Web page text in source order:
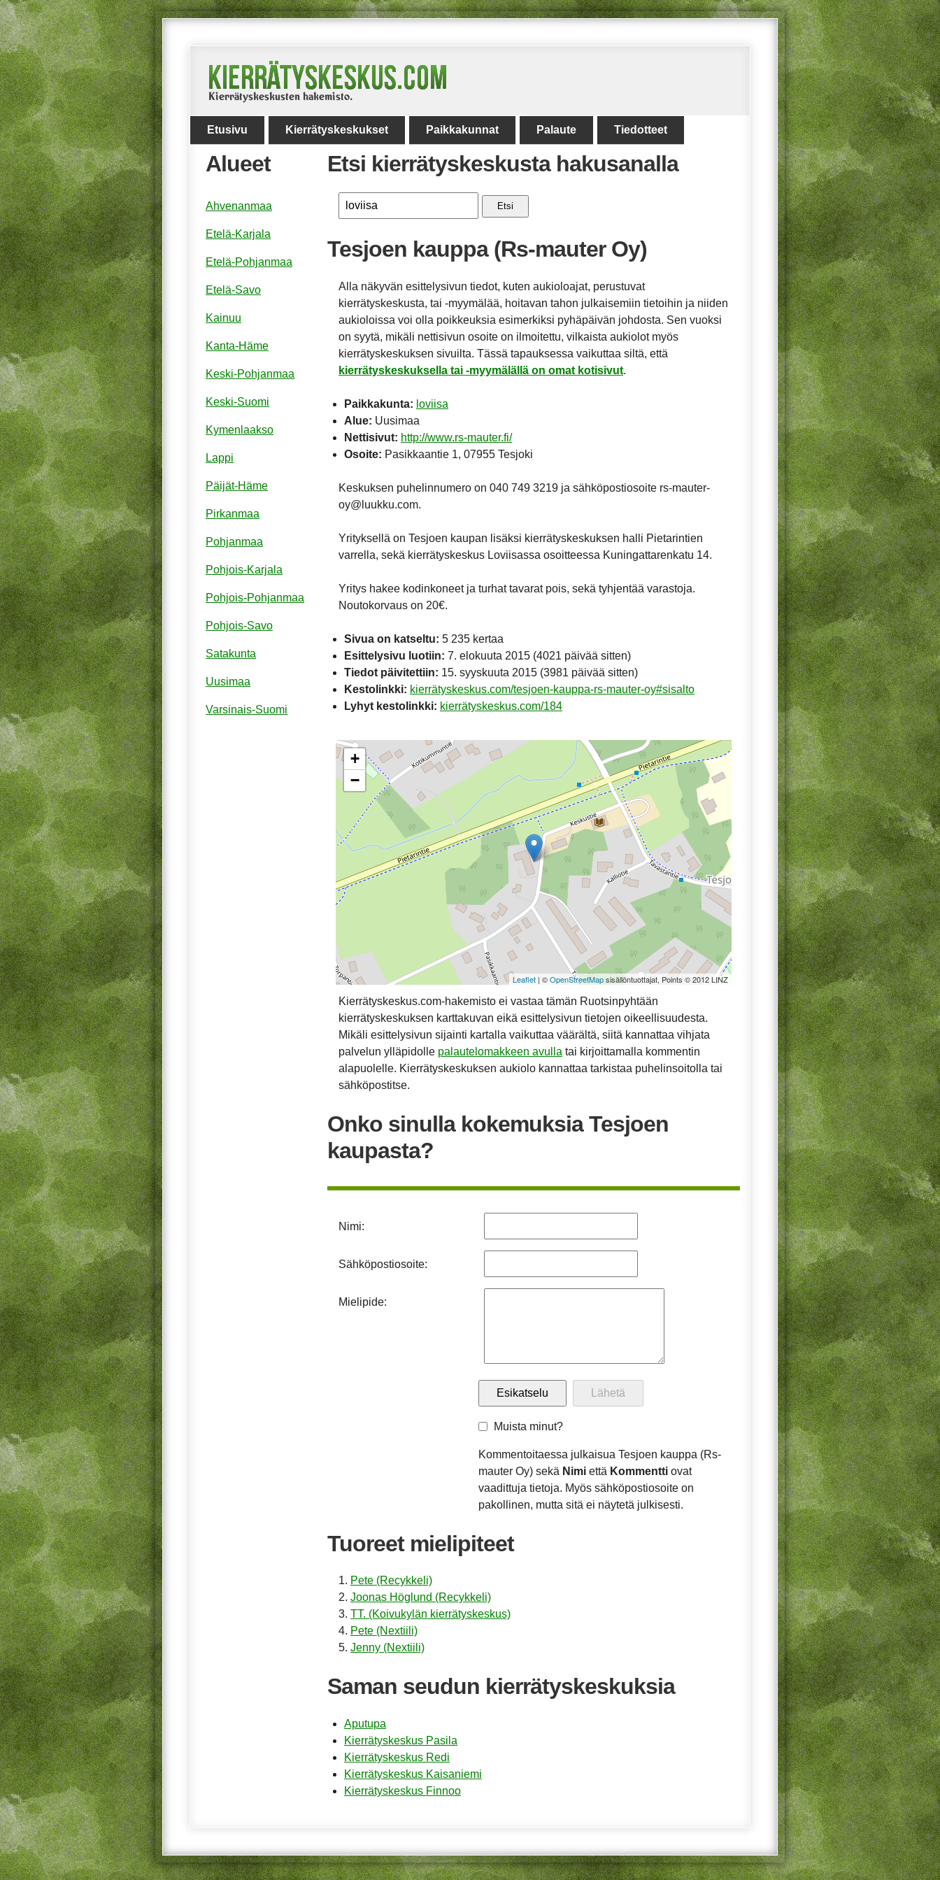
Etusivu Kierrätyskeskukset Paikkakunnat Palaute Tiedotteet
Etsi kierrätyskeskusta hakusanalla
Etsi
Tesjoen kauppa (Rs-mauter Oy)
Alla näkyvän esittelysivun tiedot, kuten aukioloajat, perustuvat
kierrätyskeskusta, tai -myymälää, hoitavan tahon julkaisemiin tietoihin ja niiden
aukioloissa voi olla poikkeuksia esimerkiksi pyhäpäivän johdosta. Sen vuoksi
on syytä, mikäli nettisivun osoite on ilmoitettu, vilkaista aukiolot myös
kierrätyskeskuksen sivuilta. Tässä tapauksessa vaikuttaa siltä, että
kierrätyskeskuksella tai -myymälällä on omat kotisivut.
Paikkakunta: loviisa
Alue: Uusimaa
Nettisivut: http://www.rs-mauter.fi/
Osoite: Pasikkaantie 1, 07955 Tesjoki
Keskuksen puhelinnumero on 040 749 3219 ja sähköpostiosoite rs-mauter-
oy@luukku.com.
Yrityksellä on Tesjoen kaupan lisäksi kierrätyskeskuksen halli Pietarintien
varrella, sekä kierrätyskeskus Loviisassa osoitteessa Kuningattarenkatu 14.
Yritys hakee kodinkoneet ja turhat tavarat pois, sekä tyhjentää varastoja.
Noutokorvaus on 20€.
Sivua on katseltu: 5 235 kertaa
Esittelysivu luotiin: 7. elokuuta 2015 (4021 päivää sitten)
Tiedot päivitettiin: 15. syyskuuta 2015 (3981 päivää sitten)
Kestolinkki: kierrätyskeskus.com/tesjoen-kauppa-rs-mauter-oy#sisalto
Lyhyt kestolinkki: kierrätyskeskus.com/184
+
−
Leaflet | ©OpenStreetMapsisällöntuottajat, Points © 2012 LINZ
Kierrätyskeskus.com-hakemisto ei vastaa tämän Ruotsinpyhtään
kierrätyskeskuksen karttakuvan eikä esittelysivun tietojen oikeellisuudesta.
Mikäli esittelysivun sijainti kartalla vaikuttaa väärältä, siitä kannattaa vihjata
palvelun ylläpidolle palautelomakkeen avulla tai kirjoittamalla kommentin
alapuolelle. Kierrätyskeskuksen aukiolo kannattaa tarkistaa puhelinsoitolla tai
sähköpostitse.
Onko sinulla kokemuksia Tesjoen
kaupasta?
Nimi:
Sähköpostiosoite:
Mielipide:
Muista minut?
Kommentoitaessa julkaisua Tesjoen kauppa (Rs-
mauter Oy) sekä Nimi että Kommentti ovat
vaadittuja tietoja. Myös sähköpostiosoite on
pakollinen, mutta sitä ei näytetä julkisesti.
Tuoreet mielipiteet
Pete (Recykkeli)
Joonas Höglund (Recykkeli)
TT. (Koivukylän kierrätyskeskus)
Pete (Nextiili)
Jenny (Nextiili)
Saman seudun kierrätyskeskuksia
Aputupa
Kierrätyskeskus Pasila
Kierrätyskeskus Redi
Kierrätyskeskus Kaisaniemi
Kierrätyskeskus Finnoo
Alueet
Ahvenanmaa
Etelä-Karjala
Etelä-Pohjanmaa
Etelä-Savo
Kainuu
Kanta-Häme
Keski-Pohjanmaa
Keski-Suomi
Kymenlaakso
Lappi
Päijät-Häme
Pirkanmaa
Pohjanmaa
Pohjois-Karjala
Pohjois-Pohjanmaa
Pohjois-Savo
Satakunta
Uusimaa
Varsinais-Suomi